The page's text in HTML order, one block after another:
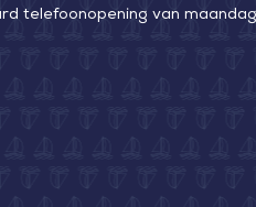
telefoonopening van